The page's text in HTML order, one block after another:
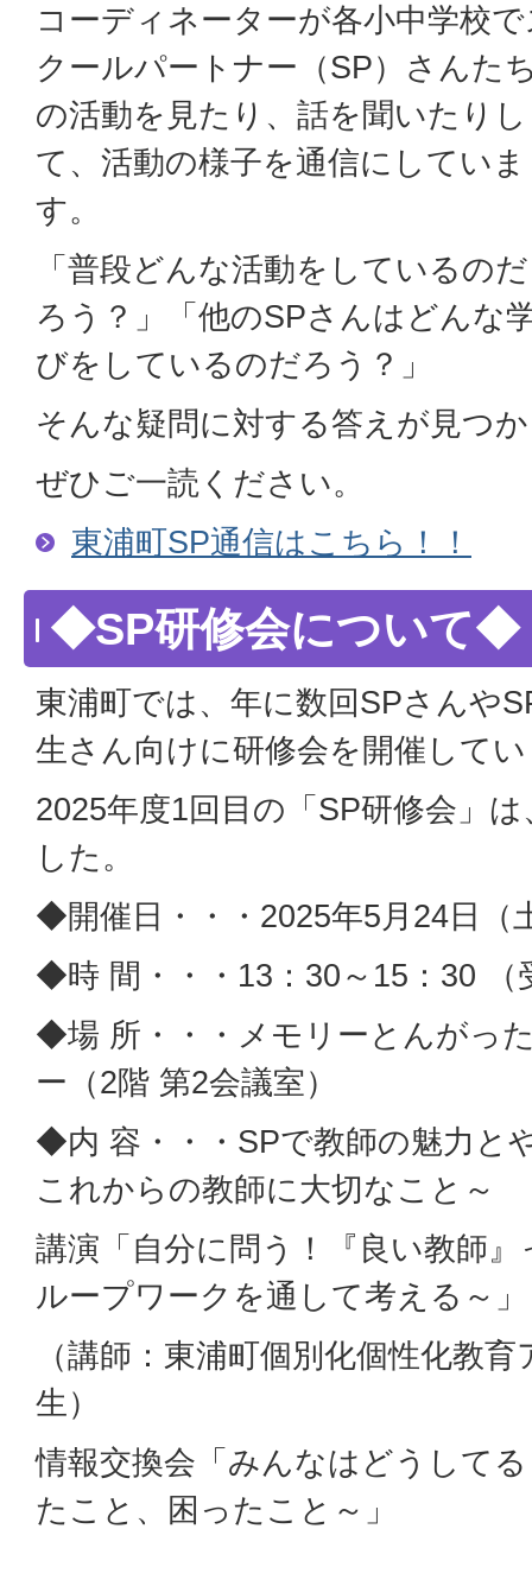
コーディネーターが各小中学校
クールパートナー（SP）さんた
の活動を見たり、話を聞いたりし
て、活動の様子を通信にしていま
す。
「普段どんな活動をしているのだ
ろう？」「他のSPさんはどんな
びをしているのだろう？」
そんな疑問に対する答えが見つ
ぜひご一読ください。
東浦町SP通信はこちら！！
◆SP研修会について◆
東浦町では、年に数回SPさんや
生さん向けに研修会を開催して
2025年度1回目の「SP研修会」
した。
◆開催日・・・2025年5月24日（
◆時 間・・・13：30～15：30 （
◆場 所・・・メモリーとんがっ
ー（2階 第2会議室）
◆内 容・・・SPで教師の魅力と
これからの教師に大切なこと～
講演「自分に問う！『良い教師
ループワークを通して考える～」
（講師：東浦町個別化個性化教
生）
情報交換会「みんなはどうして
たこと、困ったこと～」